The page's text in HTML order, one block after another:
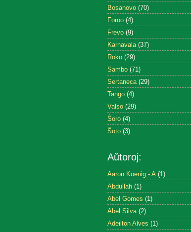
Bosanovo (70)
Foroo (4)
Frevo (9)
Karnavala (37)
Roko (29)
Sambo (71)
Sertaneca (29)
Tango (4)
Valso (29)
Ŝoro (4)
Ŝoto (3)
Aŭtoroj:
Aaron Köenig - A (1)
Abdullah (1)
Abel Gomes (1)
Abel Silva (2)
Adeilton Alves (1)